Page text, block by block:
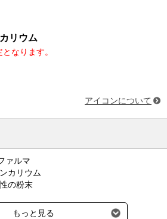
リウム
なります。
アイコンについて
ァルマ
カリウム
の粉末
もっと見る